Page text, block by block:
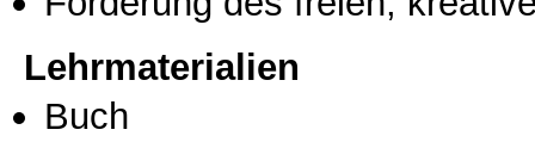
Lehrmaterialien
Buch